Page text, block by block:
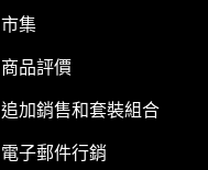
市集
商品評價
追加銷售和套裝組合
電子郵件行銷